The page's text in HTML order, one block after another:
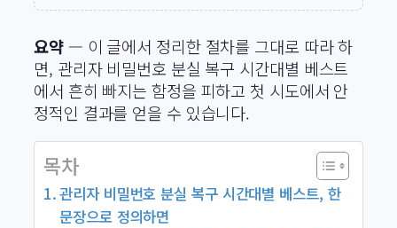
요약— 이 글에서 정리한 절차를 그대로 따라 하
면, 관리자 비밀번호 분실 복구 시간대별 베스트
에서 흔히 빠지는 함정을 피하고 첫 시도에서 안
정적인 결과를 얻을 수 있습니다.
목차
관리자 비밀번호 분실 복구 시간대별 베스트, 한
문장으로 정의하면